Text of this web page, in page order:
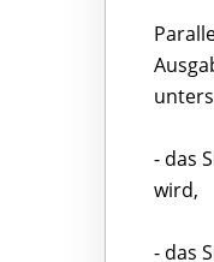
- das
wird,
- das